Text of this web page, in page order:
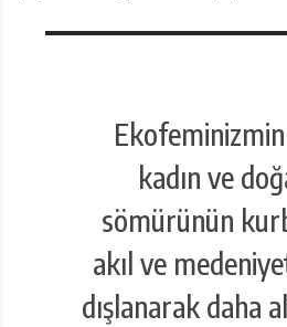
kadın ve
sömürünün
akıl ve
dışlanarak daha